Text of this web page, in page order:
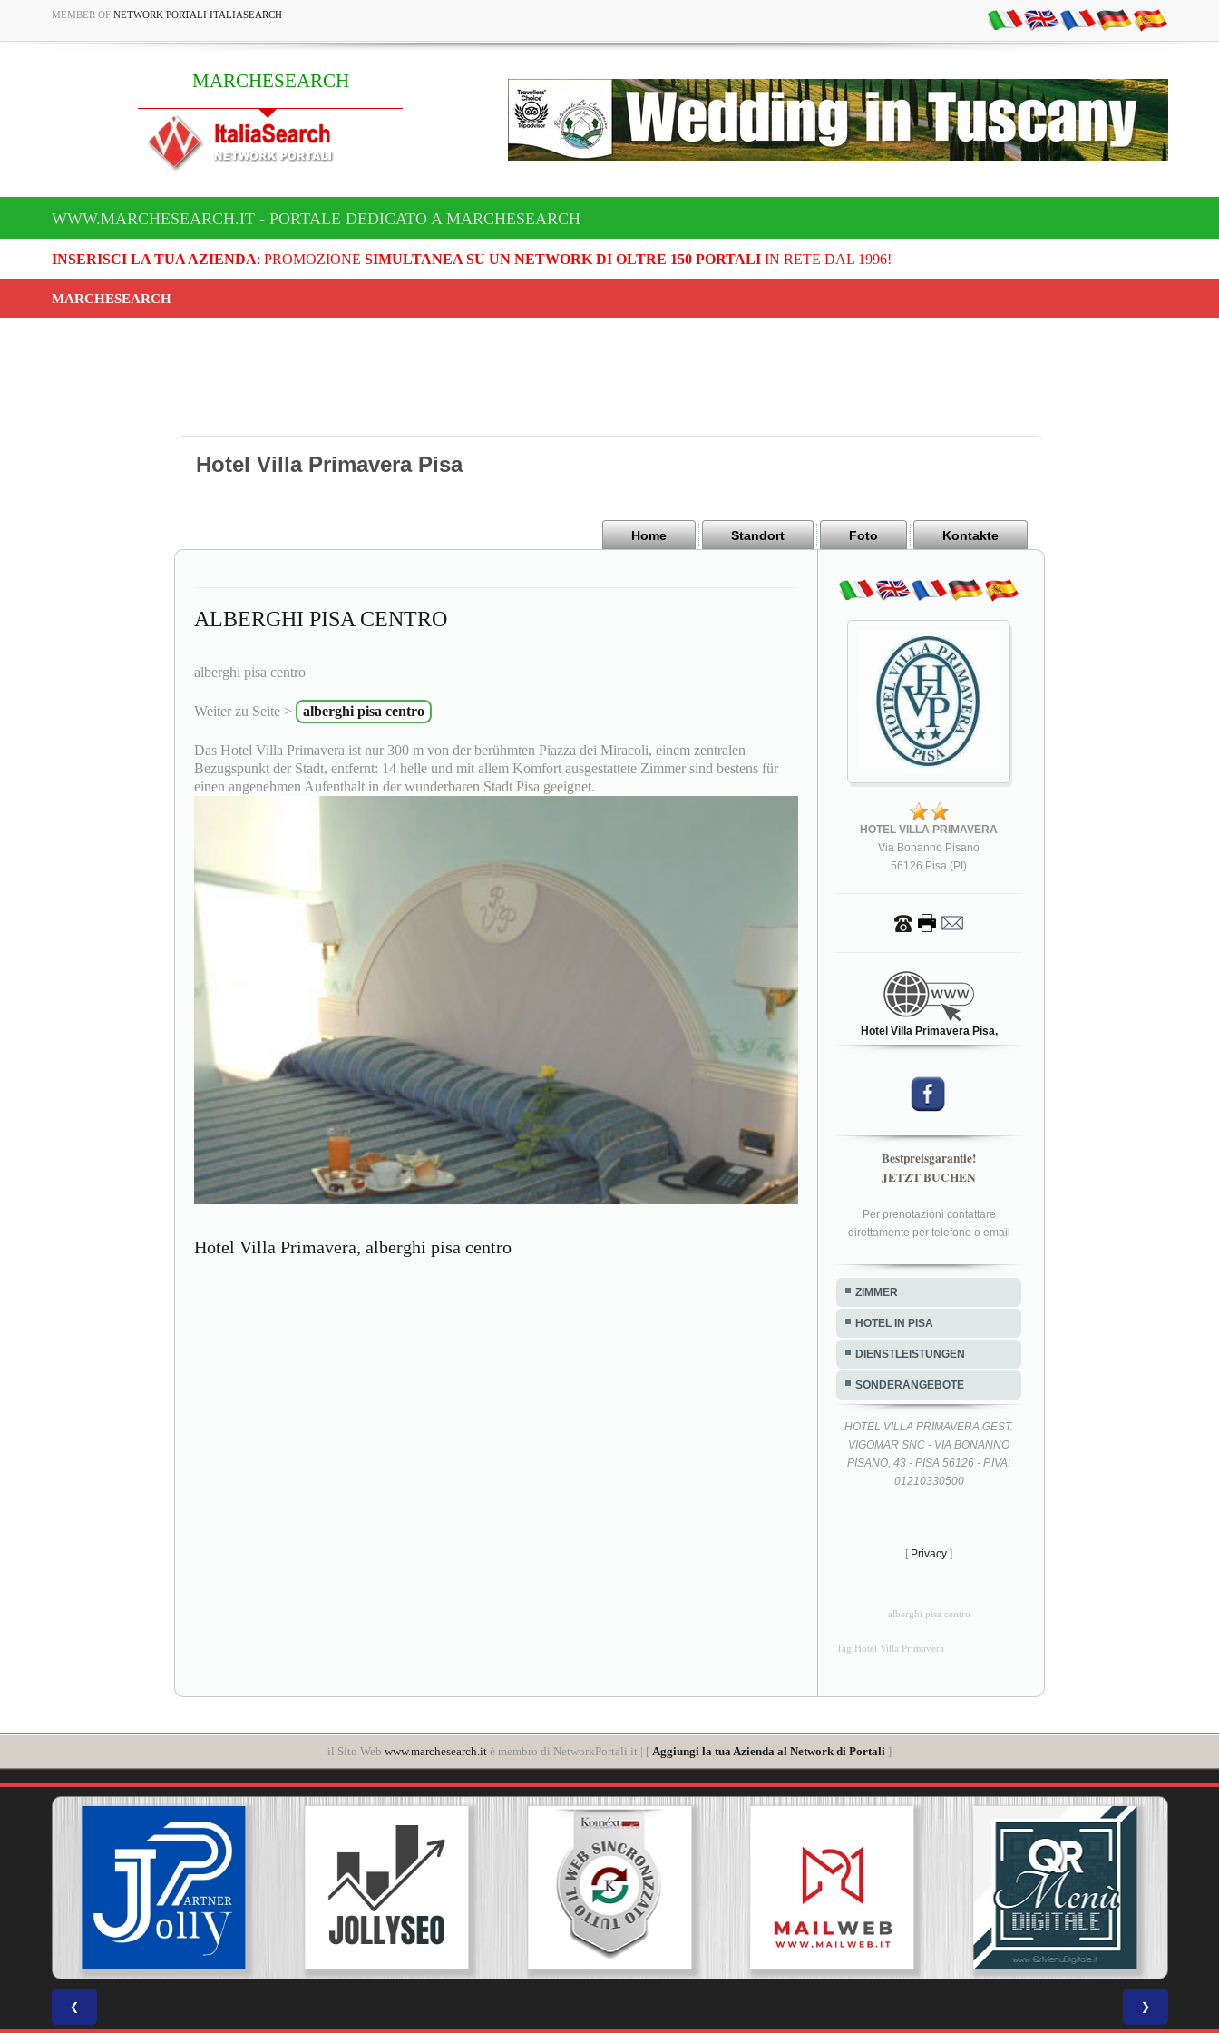
MEMBER OF NETWORK PORTALI ITALIASEARCH
MARCHESEARCH
WWW.MARCHESEARCH.IT - PORTALE DEDICATO A MARCHESEARCH
INSERISCI LA TUA AZIENDA: PROMOZIONE SIMULTANEA SU UN NETWORK DI OLTRE 150 PORTALIIN RETE DAL 1996!
MARCHESEARCH
Hotel Villa Primavera Pisa
Home Standort Foto Kontakte
ALBERGHI PISA CENTRO
alberghi pisa centro
Weiter zu Seite > alberghi pisa centro
Das Hotel Villa Primavera ist nur 300 m von der berühmten Piazza dei Miracoli, einem zentralen
Bezugspunkt der Stadt, entfernt: 14 helle und mit allem Komfort ausgestattete Zimmer sind bestens für
einen angenehmen Aufenthalt in der wunderbaren Stadt Pisa geeignet.
Hotel Villa Primavera, alberghi pisa centro
HOTEL VILLA PRIMAVERA
Via Bonanno Pisano
56126 Pisa (PI)
Hotel Villa Primavera Pisa,
Bestpreisgarantie!
JETZT BUCHEN
Per prenotazioni contattare
direttamente per telefono o email
ZIMMER
HOTEL IN PISA
DIENSTLEISTUNGEN
SONDERANGEBOTE
HOTEL VILLA PRIMAVERA GEST.
VIGOMAR SNC - VIA BONANNO
PISANO, 43 - PISA 56126 - P.IVA:
01210330500
[ Privacy ]
alberghi pisa centro
Tag Hotel Villa Primavera
il Sito Web www.marchesearch.it è membro di NetworkPortali.it | [ Aggiungi la tua Azienda al Network di Portali ]
❮ ❯